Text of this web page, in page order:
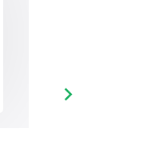
Next slide